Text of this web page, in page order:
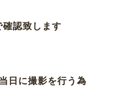
認致します
日に撮影を行う為